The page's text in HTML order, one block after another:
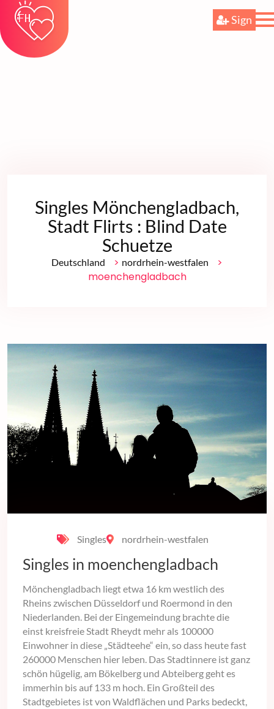
Sign
Singles Mönchengladbach,
Stadt Flirts : Blind Date
Schuetze
Deutschland > nordrhein-westfalen
>
moenchengladbach
Singles nordrhein-westfalen
Singles in moenchengladbach
Mönchengladbach liegt etwa 16 km westlich des
Rheins zwischen Düsseldorf und Roermond in den
Niederlanden. Bei der Eingemeindung brachte die
einst kreisfreie Stadt Rheydt mehr als 100000
Einwohner in diese „Städteehe“ ein, so dass heute fast
260000 Menschen hier leben. Das Stadtinnere ist ganz
schön hügelig, am Bökelberg und Abteiberg geht es
immerhin bis auf 133 m hoch. Ein Großteil des
Stadtgebietes ist von Waldflächen und Parks bedeckt,